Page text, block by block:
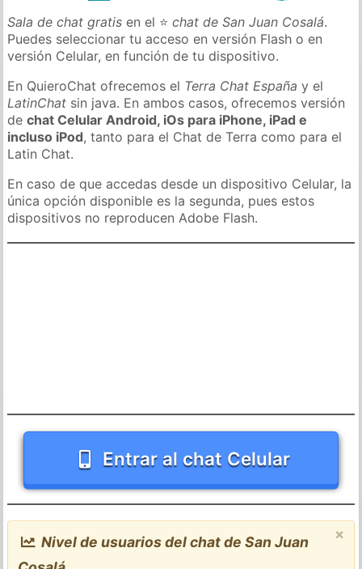
Sala de chat gratis en el ⭐chat de San Juan Cosalá.
Puedes seleccionar tu acceso en versión Flash o en
versión Celular, en función de tu dispositivo.
En QuieroChat ofrecemos el Terra Chat España y el
LatinChat sin java. En ambos casos, ofrecemos versión
dechat Celular Android, iOs para iPhone, iPad e
incluso iPod, tanto para el Chat de Terra como para el
Latin Chat.
En caso de que accedas desde un dispositivo Celular, la
única opción disponible es la segunda, pues estos
dispositivos no reproducen Adobe Flash.
Entrar al chat Celular
×
Nivel de usuarios del chat de San Juan